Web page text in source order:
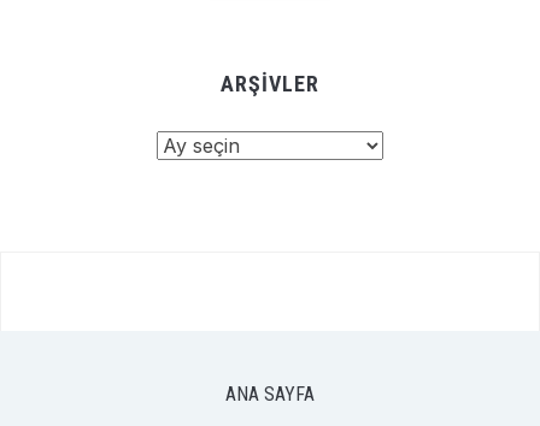
ARŞIVLER
ANA SAYFA